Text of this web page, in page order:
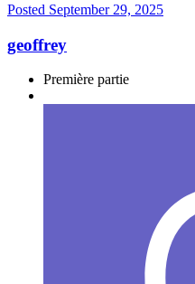
Posted September 29, 2025
geoffrey
Première partie